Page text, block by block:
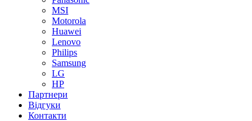
MSI
Motorola
Huawei
Lenovo
Philips
Samsung
LG
HP
Партнери
Вiдгуки
Контакти